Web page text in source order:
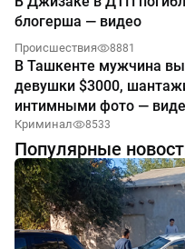
блогерша — видео
Происшествия 8881
В Ташкенте мужчина
девушки $3000,
интимными фото —
Криминал 8533
Популярные